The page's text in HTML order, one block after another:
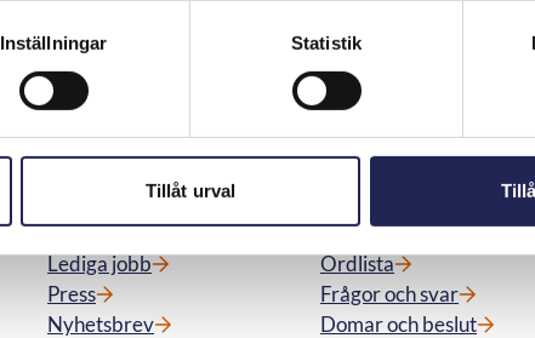
Inställningar Statistik
Tillåt urval
Kontakta oss
Lediga jobb
Press
Nyhetsbrev
Operatörer
Ordlista
Frågor och svar
Domar och beslut